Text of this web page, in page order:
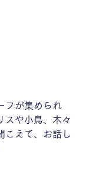
フが集められ
スや小鳥、木々
こえて、お話し